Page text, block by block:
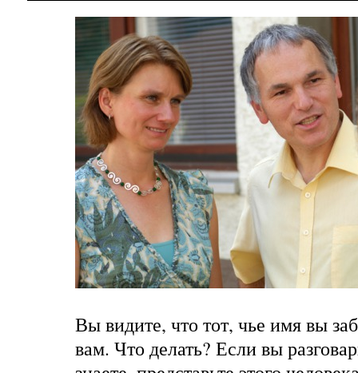
Вы видите, что тот, чье имя вы
вам. Что делать? Если вы